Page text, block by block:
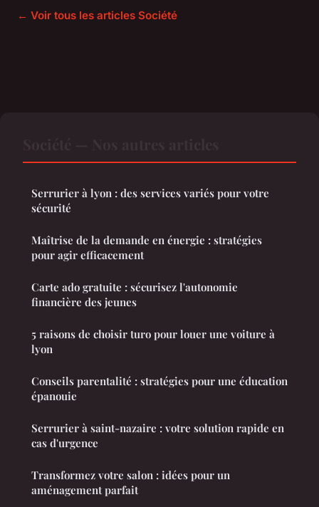
← Voir tous les articles Société
Serrurier à lyon : des services variés pour votre
sécurité
Maîtrise de la demande en énergie : stratégies
pour agir efficacement
Carte ado gratuite : sécurisez l'autonomie
financière des jeunes
5 raisons de choisir turo pour louer une voiture à
lyon
Conseils parentalité : stratégies pour une éducation
épanouie
Serrurier à saint-nazaire : votre solution rapide en
cas d'urgence
Transformez votre salon : idées pour un
aménagement parfait